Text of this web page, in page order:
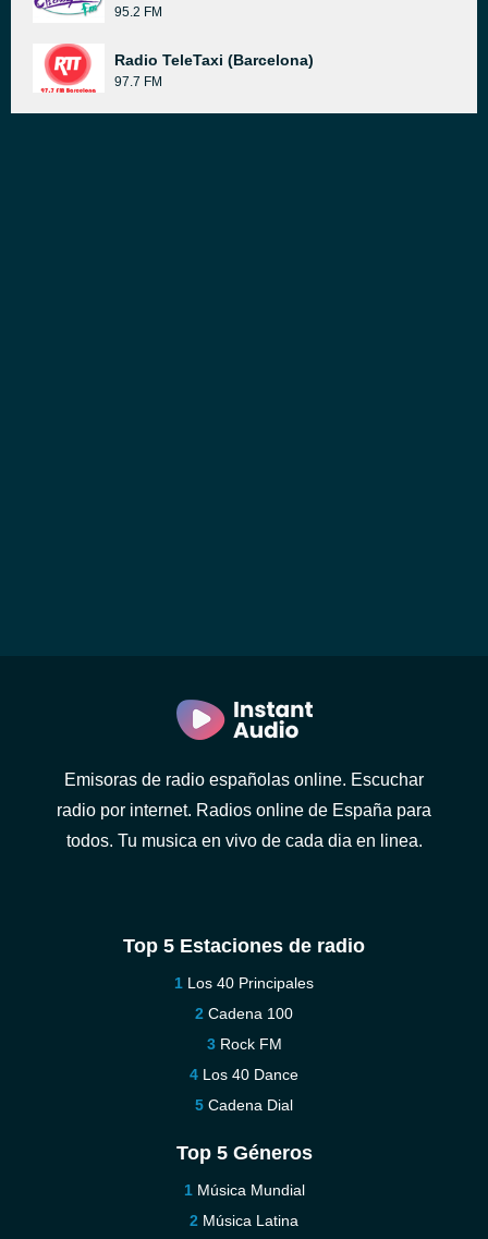
95.2 FM
Radio TeleTaxi (Barcelona)
97.7 FM
Emisoras de radio españolas online. Escuchar
radio por internet. Radios online de España para
todos. Tu musica en vivo de cada dia en linea.
Top 5 Estaciones de radio
Los 40 Principales
Cadena 100
Rock FM
Los 40 Dance
Cadena Dial
Top 5 Géneros
Música Mundial
Música Latina